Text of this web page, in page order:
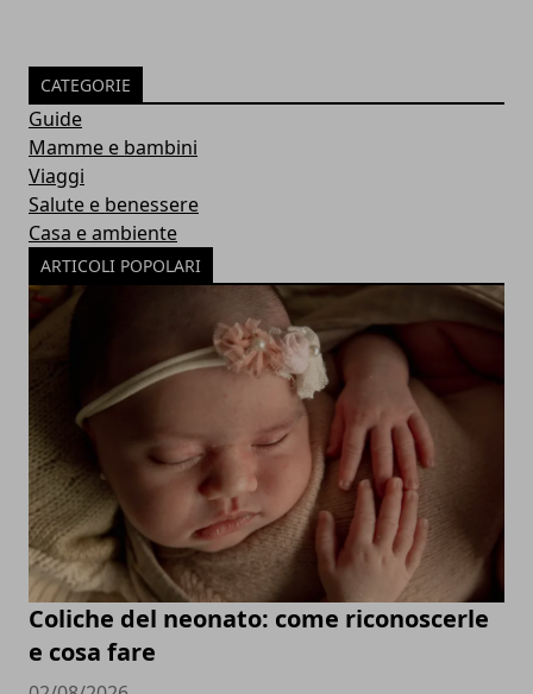
CATEGORIE
Guide
Mamme e bambini
Viaggi
Salute e benessere
Casa e ambiente
ARTICOLI POPOLARI
Coliche del neonato: come riconoscerle
e cosa fare